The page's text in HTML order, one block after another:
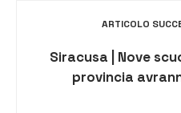
ARTICOLO
Siracusa | Nove
provincia